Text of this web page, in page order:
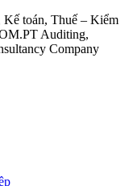
toán, Thuế – Kiểm
Auditing,
Company